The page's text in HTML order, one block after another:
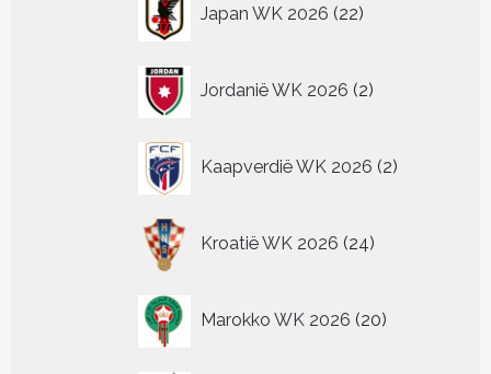
Japan WK 2026 22
producten
Jordanië WK 2026 2
producten
Kaapverdië WK 2026 2
producten
Kroatië WK 2026 24
producten
Marokko WK 2026 20
producten